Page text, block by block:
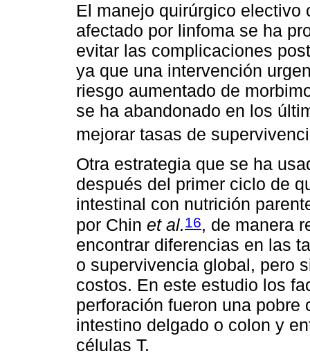
El manejo quirúrgico
afectado por linfoma se ha
evitar las complicaciones
ya que una intervención
riesgo aumentado de
se ha abandonado en los
mejorar tasas de
Otra estrategia que se ha
después del primer ciclo de
intestinal con nutrición
por Chin et al.16, de manera
encontrar diferencias en las
o supervivencia global, pero
costos. En este estudio los
perforación fueron una
intestino delgado o colon y
células T.